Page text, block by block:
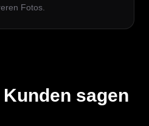
Fotos.
sagen